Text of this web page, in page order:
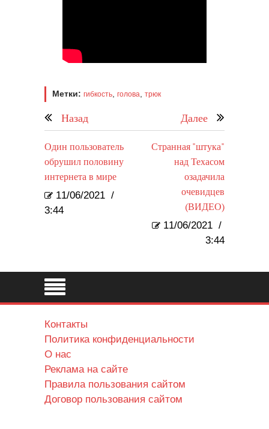
Метки: гибкость, голова, трюк
Назад Далее
Один пользователь
обрушил половину
интернета в мире
11/06/2021 /
3:44
Странная "штука"
над Техасом
озадачила
очевидцев
(ВИДЕО)
11/06/2021 /
3:44
Контакты
Политика конфиденциальности
О нас
Реклама на сайте
Правила пользования сайтом
Договор пользования сайтом